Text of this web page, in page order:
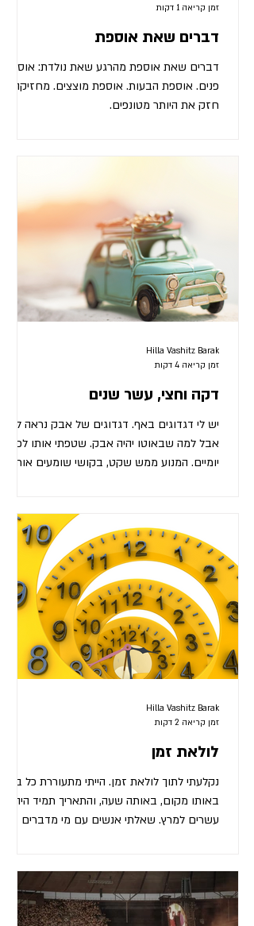
דברים שאת אוספת
דברים שאת אוספת מהרגע שאת נולדת: אוספת
פנים. אוספת הבעות. אוספת מוצצים. מחזיקה
חזק את היותר מטונפים.
זמן קריאה 1 דקות
דקה וחצי, עשר שנים
יש לי דגדוגים באף. דגדוגים של אבק נראה לי.
אבל למה שבאוטו יהיה אבק. שטפתי אותו לפני
יומיים. המנוע ממש שקט, בקושי שומעים אותו.
חובקות לי את ההגה. אני מקווה ששטף ידיים
קודם. אין מוזיקה. הדגדוגים באף מתגברים.
אפצ'ייי. ועוד אפצ'ייי. מושכת באף. לא בטוחה
שהמשיכה תספיק כדי להחזיק את מה שצריך
להחזיק שם. מתכופפת לתא הכפפות. תקוע. מה
תקוע עכשיו! מתאמצת לפתוח. נפתח. איזה טישו
יפה דאגתי לשמור כאן. לוקח
Hilla Vashitz Barak
זמן קריאה 4 דקות
לולאת זמן
נקלעתי לתוך לולאת זמן. הייתי מתעוררת כל בוקר
באותו מקום, באותה שעה, והתאריך תמיד היה
עשרים למרץ. שאלתי אנשים עם מי מדברים
מסתבר שאף אחד לא צוחק כשזה מגיע למואב.
מואב היה הֵד-אוֹף-טַיים-לוּפְּס, ואף אחד לא רצה
להסתבך איתו. כשהתקשרתי אליו, עשה רושם
Hilla Vashitz Barak
זמן קריאה 2 דקות